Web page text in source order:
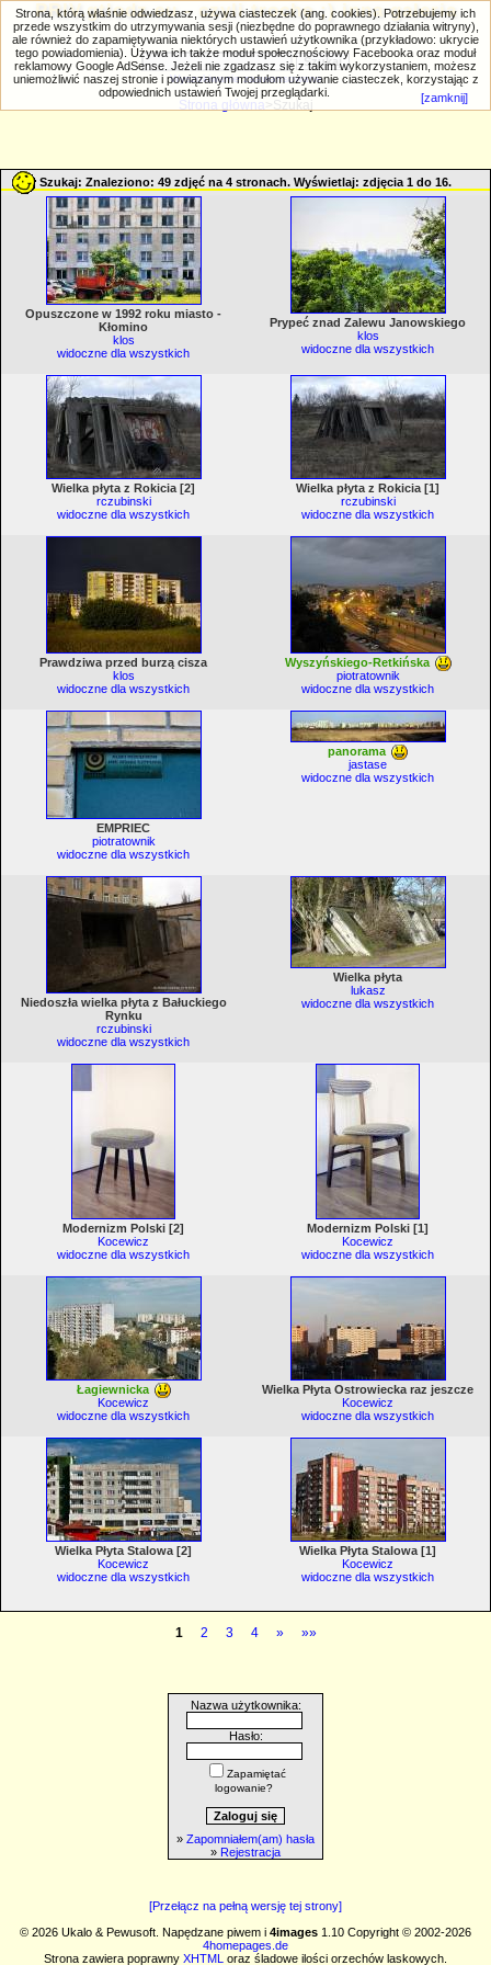
PRIV.gtlodz.eu - czyli trochę ;) inna galeria
Wyszukiwanie zaawansowane
Strona główna >Szukaj
Szukaj: Znaleziono: 49 zdjęć na 4 stronach. Wyświetlaj: zdjęcia 1 do 16.
Opuszczone w 1992 roku miasto -
Kłomino
klos
widoczne dla wszystkich
Prypeć znad Zalewu Janowskiego
klos
widoczne dla wszystkich
Wielka płyta z Rokicia [2]
rczubinski
widoczne dla wszystkich
Wielka płyta z Rokicia [1]
rczubinski
widoczne dla wszystkich
Prawdziwa przed burzą cisza
klos
widoczne dla wszystkich
Wyszyńskiego-Retkińska
piotratownik
widoczne dla wszystkich
EMPRIEC
piotratownik
widoczne dla wszystkich
panorama
jastase
widoczne dla wszystkich
Niedoszła wielka płyta z Bałuckiego
Rynku
rczubinski
widoczne dla wszystkich
Wielka płyta
lukasz
widoczne dla wszystkich
Modernizm Polski [2]
Kocewicz
widoczne dla wszystkich
Modernizm Polski [1]
Kocewicz
widoczne dla wszystkich
Łagiewnicka
Kocewicz
widoczne dla wszystkich
Wielka Płyta Ostrowiecka raz jeszcze
Kocewicz
widoczne dla wszystkich
Wielka Płyta Stalowa [2]
Kocewicz
widoczne dla wszystkich
Wielka Płyta Stalowa [1]
Kocewicz
widoczne dla wszystkich
1 2 3 4 » »»
Nazwa użytkownika:
Hasło:
Zapamiętać
logowanie?
» Zapomniałem(am) hasła
» Rejestracja
[Przełącz na pełną wersję tej strony]
© 2026 Ukalo & Pewusoft. Napędzane piwem i 4images 1.10 Copyright © 2002-2026
4homepages.de
Strona zawiera poprawny XHTML oraz śladowe ilości orzechów laskowych.
Strona, którą właśnie odwiedzasz, używa ciasteczek (ang. cookies). Potrzebujemy ich
przede wszystkim do utrzymywania sesji (niezbędne do poprawnego działania witryny),
ale również do zapamiętywania niektórych ustawień użytkownika (przykładowo: ukrycie
tego powiadomienia). Używa ich także moduł społecznościowy Facebooka oraz moduł
reklamowy Google AdSense. Jeżeli nie zgadzasz się z takim wykorzystaniem, możesz
uniemożliwić naszej stronie i powiązanym modułom używanie ciasteczek, korzystając z
odpowiednich ustawień Twojej przeglądarki.
[zamknij]